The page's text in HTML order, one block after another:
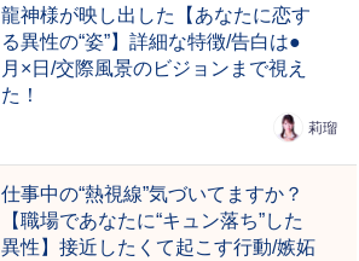
龍神様が映し出した【あなたに恋す
る異性の“姿”】詳細な特徴/告白は●
月×日/交際風景のビジョンまで視え
た！
莉瑠
仕事中の“熱視線”気づいてますか？
【職場であなたに“キュン落ち”した
異性】接近したくて起こす行動/嫉妬